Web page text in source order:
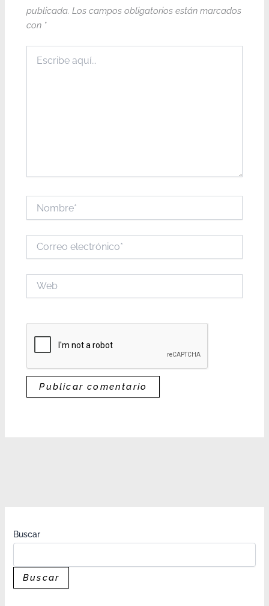
publicada. Los campos obligatorios están marcados
con *
aquí...
electrónico*
Buscar
Buscar